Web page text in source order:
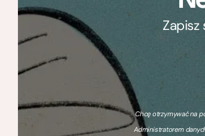
Chcę otrzymywać na
Administratorem